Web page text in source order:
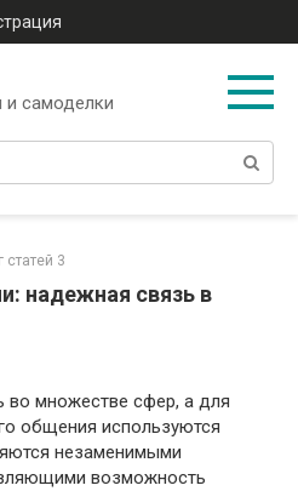
самоделки
статей 3
надежная связь в
во множестве сфер, а для
общения используются
незаменимыми
возможность